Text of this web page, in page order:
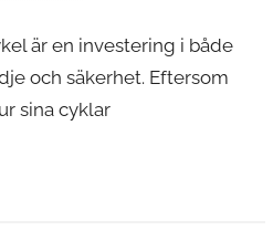
är en investering i både
och säkerhet. Eftersom
sina cyklar